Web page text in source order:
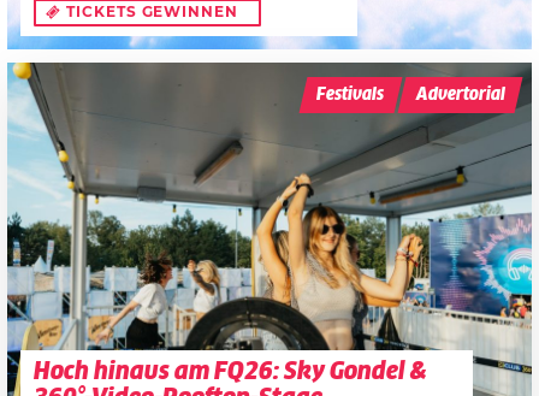
TICKETS GEWINNEN
Hoch hinaus am FQ26: Sky Gondel &
Festivals Advertorial